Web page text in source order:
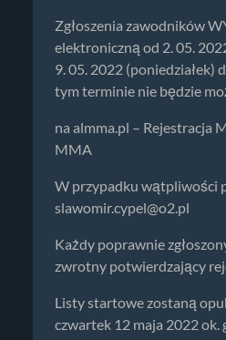
Zgłoszenia zawodników
elektroniczną od 2. 05.
9. 05. 2022 (poniedziałek)
tym terminie nie będzie
na almma.pl – Rejestracja
MMA
W przypadku wątpliwości
slawomir.cypel@o2.pl
Każdy poprawnie
zwrotny potwierdzający
Listy startowe zostaną
czwartek 12 maja 2022 ok.